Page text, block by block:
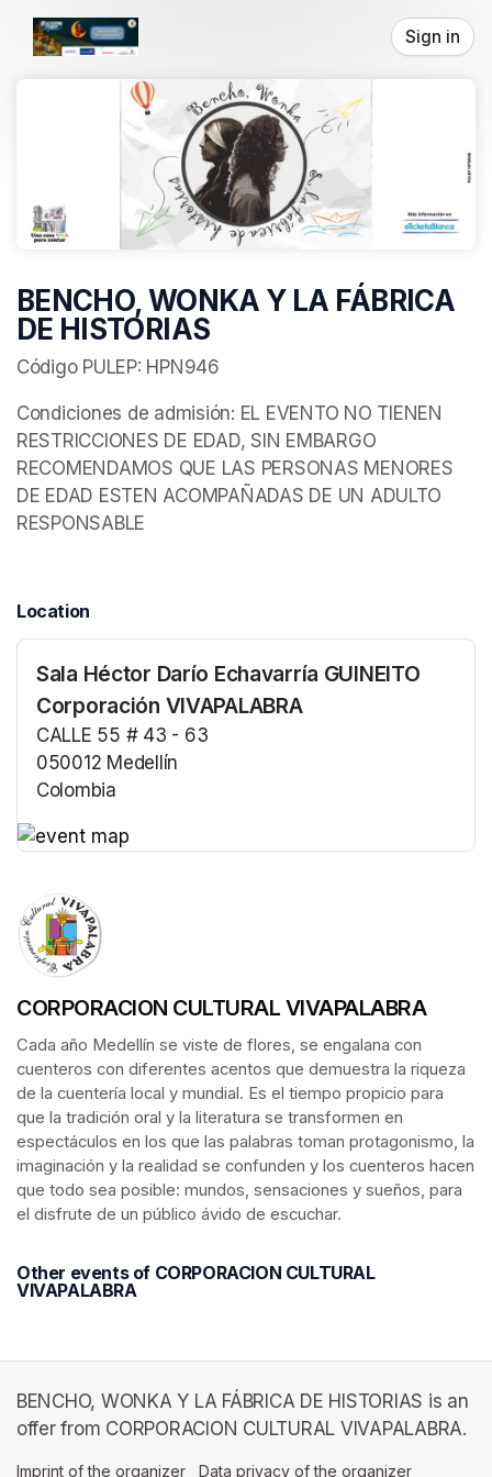
Skip header
Sign in
BENCHO, WONKA Y LA FÁBRICA
DE HISTORIAS
Código PULEP: HPN946
Condiciones de admisión: EL EVENTO NO TIENEN
RESTRICCIONES DE EDAD, SIN EMBARGO
RECOMENDAMOS QUE LAS PERSONAS MENORES
DE EDAD ESTEN ACOMPAÑADAS DE UN ADULTO
RESPONSABLE
Location
Sala Héctor Darío Echavarría GUINEITO
Corporación VIVAPALABRA
CALLE 55 # 43 - 63
050012 Medellín
Colombia
CORPORACION CULTURAL VIVAPALABRA
Cada año Medellín se viste de flores, se engalana con
cuenteros con diferentes acentos que demuestra la riqueza
de la cuentería local y mundial. Es el tiempo propicio para
que la tradición oral y la literatura se transformen en
espectáculos en los que las palabras toman protagonismo, la
imaginación y la realidad se confunden y los cuenteros hacen
que todo sea posible: mundos, sensaciones y sueños, para
el disfrute de un público ávido de escuchar.
Other events of CORPORACION CULTURAL
VIVAPALABRA
BENCHO, WONKA Y LA FÁBRICA DE HISTORIAS is an
offer from CORPORACION CULTURAL VIVAPALABRA.
Imprint of the organizer (opens in a new tab)
Data privacy of the organizer